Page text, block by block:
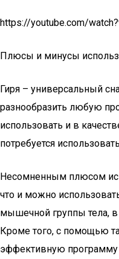
https://youtube.com/
Плюсы и минусы
Гиря – универсальный
разнообразить любую
использовать и в
потребуется
Несомненным плюсом
что и можно
мышечной группы тела, в
Кроме того, с помощью
эффективную